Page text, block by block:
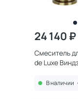
24 140 ₽
Смеситель
de Luxe
В наличии •